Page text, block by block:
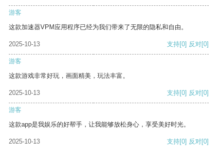
游客
这款加速器VPM应用程序已经为我们带来了无限的隐私和自由。
2025-10-13 支持[0] 反对[0]
游客
这款游戏非常好玩，画面精美，玩法丰富。
2025-10-13 支持[0] 反对[0]
游客
这款app是我娱乐的好帮手，让我能够放松身心，享受美好时光。
2025-10-13 支持[0] 反对[0]